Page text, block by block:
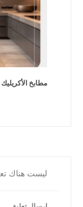
مطابخ
ليست هناك